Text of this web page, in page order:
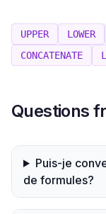
UPPER LOWER
CONCATENATE
Questions
Puis-je
de formules?